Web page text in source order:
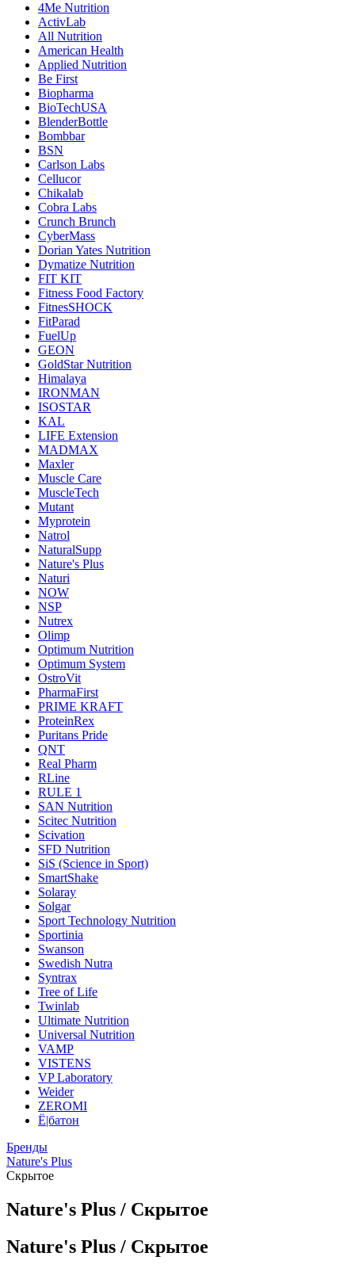
4Me Nutrition
ActivLab
All Nutrition
American Health
Applied Nutrition
Be First
Biopharma
BioTechUSA
BlenderBottle
Bombbar
BSN
Carlson Labs
Cellucor
Chikalab
Cobra Labs
Crunch Brunch
CyberMass
Dorian Yates Nutrition
Dymatize Nutrition
FIT KIT
Fitness Food Factory
FitnesSHOCK
FitParad
FuelUp
GEON
GoldStar Nutrition
Himalaya
IRONMAN
ISOSTAR
KAL
LIFE Extension
MADMAX
Maxler
Muscle Care
MuscleTech
Mutant
Myprotein
Natrol
NaturalSupp
Nature's Plus
Naturi
NOW
NSP
Nutrex
Olimp
Optimum Nutrition
Optimum System
OstroVit
PharmaFirst
PRIME KRAFT
ProteinRex
Puritans Pride
QNT
Real Pharm
RLine
RULE 1
SAN Nutrition
Scitec Nutrition
Scivation
SFD Nutrition
SiS (Science in Sport)
SmartShake
Solaray
Solgar
Sport Technology Nutrition
Sportinia
Swanson
Swedish Nutra
Syntrax
Tree of Life
Twinlab
Ultimate Nutrition
Universal Nutrition
VAMP
VISTENS
VP Laboratory
Weider
ZEROMI
Ё|батон
Бренды
Nature's Plus
Скрытое
Nature's Plus / Скрытое
Nature's Plus / Скрытое